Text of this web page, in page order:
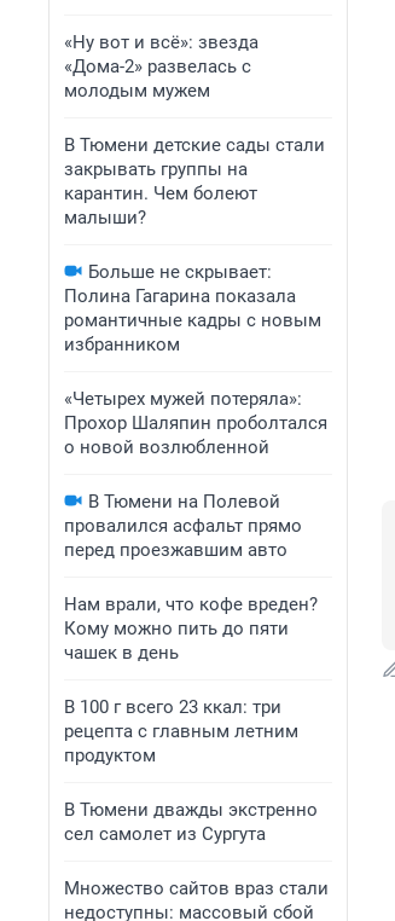
«Ну вот и всё»: звезда
«Дома-2» развелась с
молодым мужем
В Тюмени детские сады стали
закрывать группы на
карантин. Чем болеют
малыши?
Больше не скрывает:
Полина Гагарина показала
романтичные кадры с новым
избранником
«Четырех мужей потеряла»:
Прохор Шаляпин проболтался
о новой возлюбленной
В Тюмени на Полевой
провалился асфальт прямо
перед проезжавшим авто
Нам врали, что кофе вреден?
Кому можно пить до пяти
чашек в день
В 100 г всего 23 ккал: три
рецепта с главным летним
продуктом
В Тюмени дважды экстренно
сел самолет из Сургута
Множество сайтов враз стали
недоступны: массовый сбой